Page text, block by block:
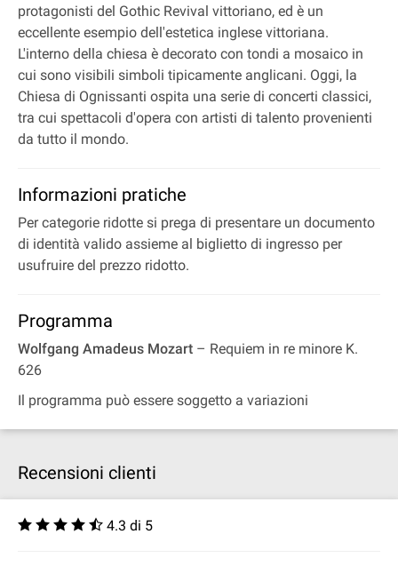
protagonisti del Gothic Revival vittoriano, ed è un
eccellente esempio dell'estetica inglese vittoriana.
L'interno della chiesa è decorato con tondi a mosaico in
cui sono visibili simboli tipicamente anglicani. Oggi, la
Chiesa di Ognissanti ospita una serie di concerti classici,
tra cui spettacoli d'opera con artisti di talento provenienti
da tutto il mondo.
Informazioni pratiche
Per categorie ridotte si prega di presentare un documento
di identità valido assieme al biglietto di ingresso per
usufruire del prezzo ridotto.
Programma
Wolfgang Amadeus Mozart – Requiem in re minore K.
626
Il programma può essere soggetto a variazioni
Recensioni clienti
4.3 di 5